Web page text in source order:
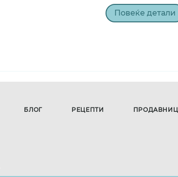
Повеќе детали
БЛОГ РЕЦЕПТИ